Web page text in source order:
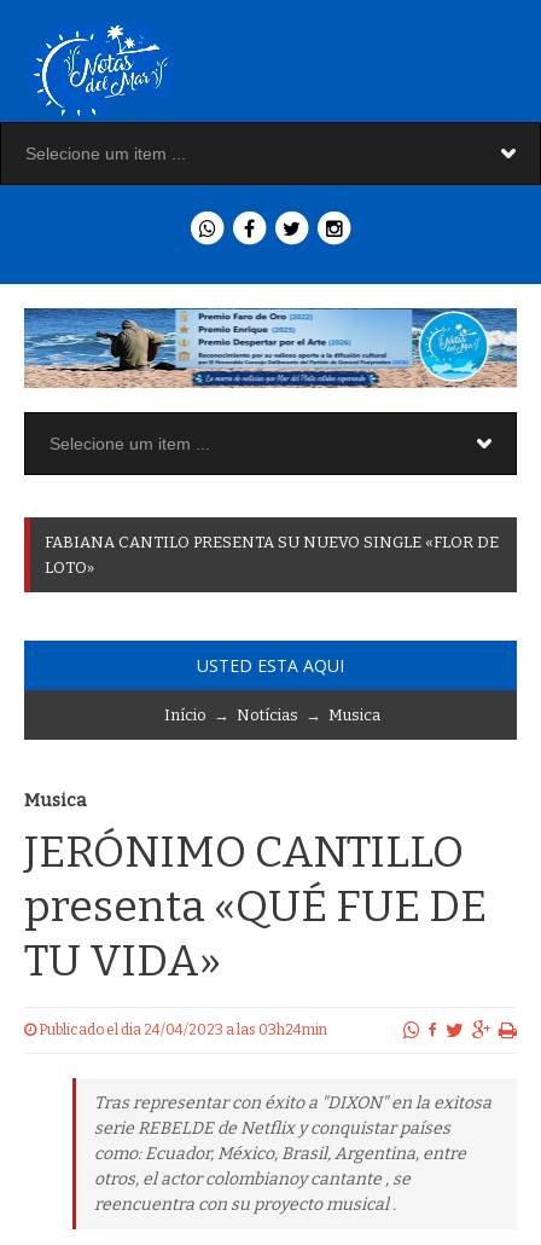
CATA GOMEZ_
USTED ESTA AQUI
Início→Notícias→Musica
JERÓNIMO CANTILLO
presenta «QUÉ FUE DE
TU VIDA»
serie REBELDE de Netflix y conquistar países
como: Ecuador, México, Brasil, Argentina, entre
otros, el actor colombianoy cantante , se
reencuentra con su proyecto musical .